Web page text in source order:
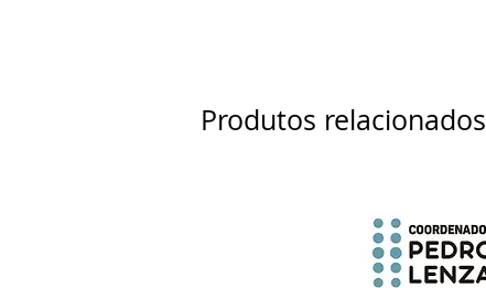
Produtos relacionados